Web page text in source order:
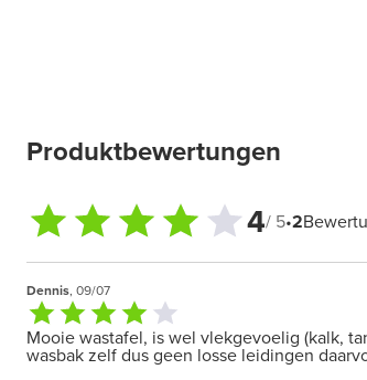
Produktbewertungen
4/ 5•2
Dennis, 09/07
Mooie wastafel, is wel vlekgevoelig (kalk,
wasbak zelf dus geen losse leidingen